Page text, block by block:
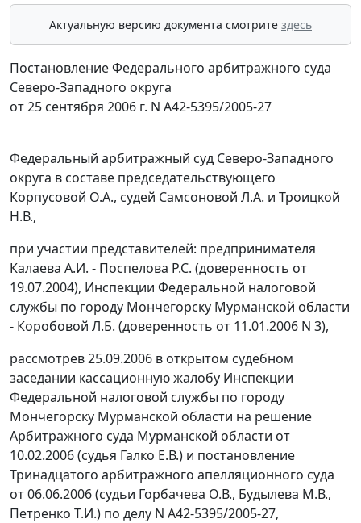
Актуальную версию документа смотрите здесь
Постановление Федерального арбитражного суда
Северо-Западного округа
от 25 сентября 2006 г. N А42-5395/2005-27
Федеральный арбитражный суд Северо-Западного
округа в составе председательствующего
Корпусовой О.А., судей Самсоновой Л.А. и Троицкой
Н.В.,
при участии представителей: предпринимателя
Калаева А.И. - Поспелова Р.С. (доверенность от
19.07.2004), Инспекции Федеральной налоговой
службы по городу Мончегорску Мурманской области
- Коробовой Л.Б. (доверенность от 11.01.2006 N 3),
рассмотрев 25.09.2006 в открытом судебном
заседании кассационную жалобу Инспекции
Федеральной налоговой службы по городу
Мончегорску Мурманской области на решение
Арбитражного суда Мурманской области от
10.02.2006 (судья Галко Е.В.) и постановление
Тринадцатого арбитражного апелляционного суда
от 06.06.2006 (судьи Горбачева О.В., Будылева М.В.,
Петренко Т.И.) по делу N А42-5395/2005-27,